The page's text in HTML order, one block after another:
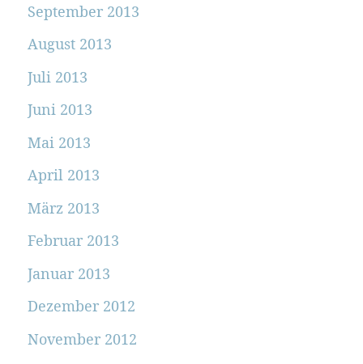
September 2013
August 2013
Juli 2013
Juni 2013
Mai 2013
April 2013
März 2013
Februar 2013
Januar 2013
Dezember 2012
November 2012